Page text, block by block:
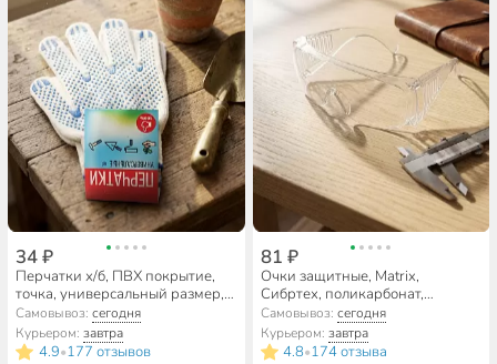
34 ₽
Перчатки х/б, ПВХ покрытие,
точка, универсальный размер,
7.5 класс вязки, 3 нити, белая
основа, Стандарт, европодвес
Самовывоз:сегодня
Курьером:завтра
4.9•177 отзывов
81 ₽
Очки защитные, Matrix,
Сибртех, поликарбонат,
ударопрочные, прозрачные,
89155
Самовывоз: сегодня
Курьером: завтра
4.8•174 отзыва